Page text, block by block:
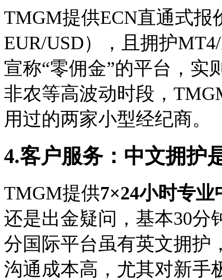
TMGM提供ECN直通式报
EUR/USD），且拥护
宣称“零佣金”的平台，实
非农等高波动时段，
用过的两家小型经纪商。
4.客户服务：中文拥护
TMGM提供7×24小时专业
还是出金疑问，基本30分
分国际平台虽有英文拥护
沟通成本高，尤其对新手